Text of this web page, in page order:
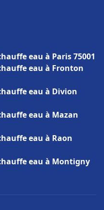
eau à Paris 75001
eau à Fronton
eau à Divion
eau à Mazan
eau à Raon
eau à Montigny